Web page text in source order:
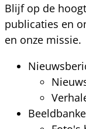
Blijf op de
publicaties en
en onze missie.